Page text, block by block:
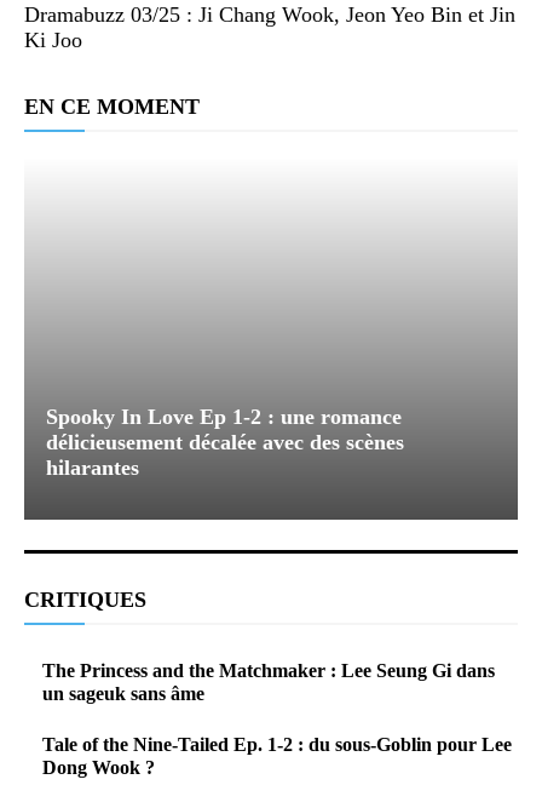
Dramabuzz 03/25 : Ji Chang Wook, Jeon Yeo Bin et Jin
Ki Joo
EN CE MOMENT
Spooky In Love Ep 1-2 : une romance
délicieusement décalée avec des scènes
hilarantes
CRITIQUES
The Princess and the Matchmaker : Lee Seung Gi dans
un sageuk sans âme
Tale of the Nine-Tailed Ep. 1-2 : du sous-Goblin pour Lee
Dong Wook ?